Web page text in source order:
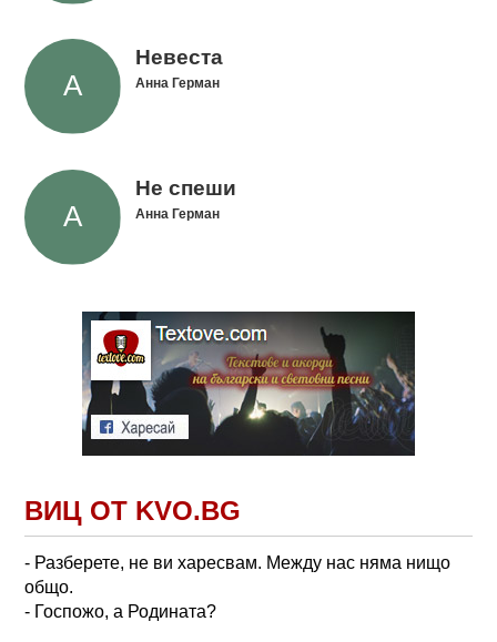
Невеста
Анна Герман
Не спеши
Анна Герман
ВИЦ ОТ KVO.BG
- Разберете, не ви харесвам. Между нас няма нищо
общо.
- Госпожо, а Родината?